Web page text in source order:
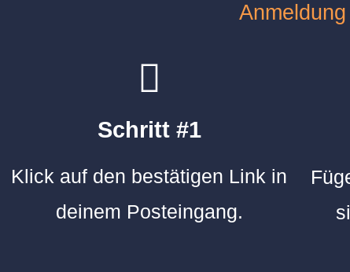
Schritt #1
Klick auf den bestätigen Link in
deinem Posteingang.